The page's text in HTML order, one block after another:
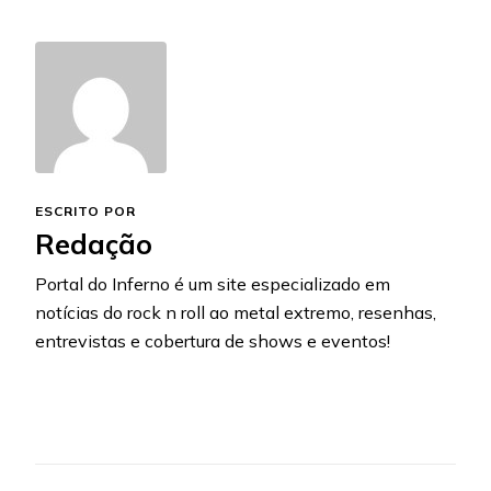
ESCRITO POR
Redação
Portal do Inferno é um site especializado em
notícias do rock n roll ao metal extremo, resenhas,
entrevistas e cobertura de shows e eventos!